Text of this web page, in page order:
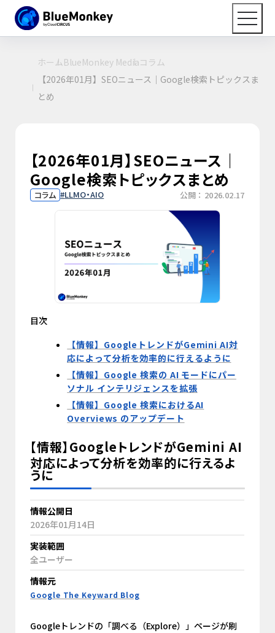
ホームBlueMonkey Mediaコラム
【2026年01月】SEOニュース｜Google検索トピックスま
とめ
【2026年01月】SEOニュース｜
Google検索トピックスまとめ
コラム LLMO・AIO 公開：2026.02.17
目次
【情報】GoogleトレンドがGemini AI対
応によって分析を効率的に行えるように
【情報】Google 検索の AI モードにパー
ソナル インテリジェンスを拡張
【情報】Google 検索におけるAI
Overviews のアップデート
【情報】GoogleトレンドがGemini AI
対応によって分析を効率的に行えるよ
うに
情報公開日
2026年01月14日
実装範囲
全ユーザー
情報元
Google The Keyward Blog
Googleトレンドの「調べる（Explore）」ページが刷